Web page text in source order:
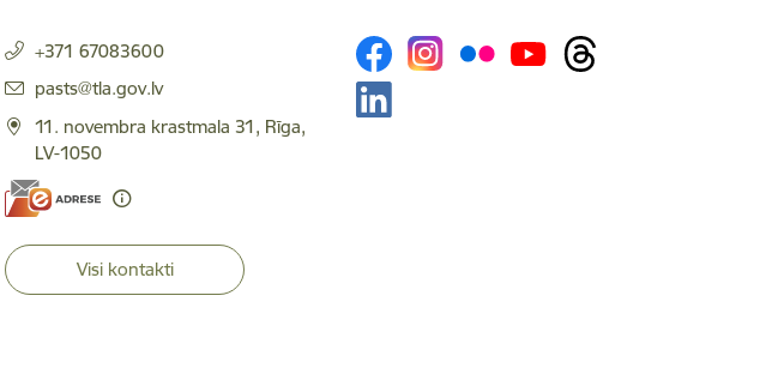
+371 67083600
E-pasts:
pasts@tla.gov.lv
11. novembra krastmala 31, Rīga,
LV-1050
Visi kontakti